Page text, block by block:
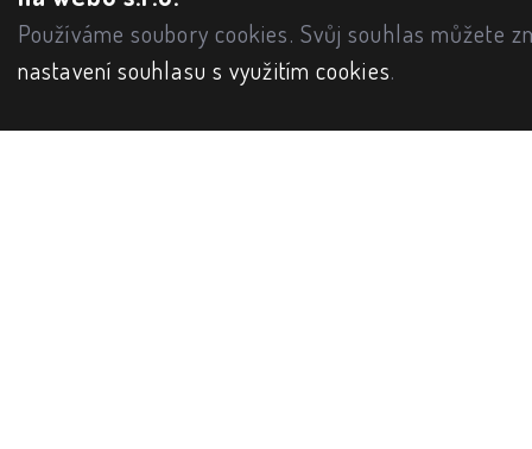
Používáme soubory cookies. Svůj souhlas můžete
nastavení souhlasu s využitím cookies.